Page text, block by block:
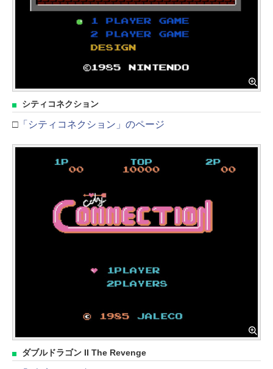
シティコネクション
□ 「シティコネクション」のページ
ダブルドラゴン II The Revenge